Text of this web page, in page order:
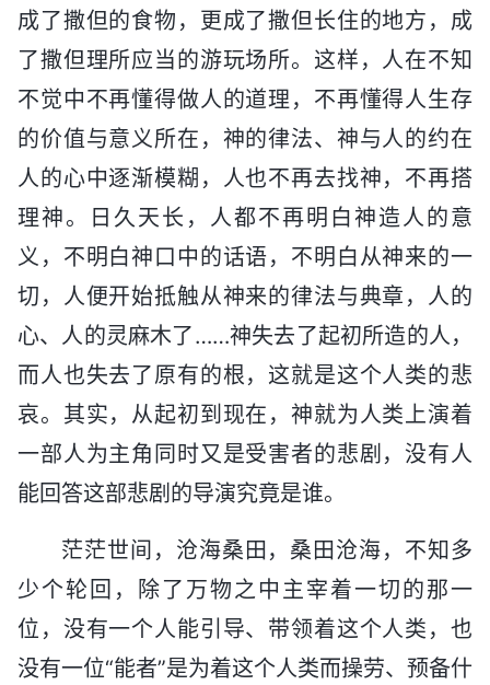
成了撒但的食物，更成了撒但长住的地方，成
了撒但理所应当的游玩场所。这样，人在不知
不觉中不再懂得做人的道理，不再懂得人生存
的价值与意义所在，神的律法、神与人的约在
人的心中逐渐模糊，人也不再去找神，不再搭
理神。日久天长，人都不再明白神造人的意
义，不明白神口中的话语，不明白从神来的一
切，人便开始抵触从神来的律法与典章，人的
心、人的灵麻木了……神失去了起初所造的人，
而人也失去了原有的根，这就是这个人类的悲
哀。其实，从起初到现在，神就为人类上演着
一部人为主角同时又是受害者的悲剧，没有人
能回答这部悲剧的导演究竟是谁。
茫茫世间，沧海桑田，桑田沧海，不知多
少个轮回，除了万物之中主宰着一切的那一
位，没有一个人能引导、带领着这个人类，也
没有一位“能者”是为着这个人类而操劳、预备什